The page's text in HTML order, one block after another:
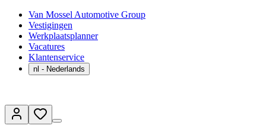
Van Mossel Automotive Group
Vestigingen
Werkplaatsplanner
Vacatures
Klantenservice
nl - Nederlands